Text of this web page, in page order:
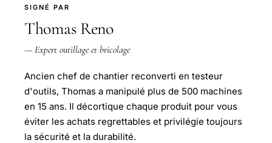
SIGNÉ PAR
Thomas Reno
— Expert outillage et bricolage
Ancien chef de chantier reconverti en testeur
d'outils, Thomas a manipulé plus de 500 machines
en 15 ans. Il décortique chaque produit pour vous
éviter les achats regrettables et privilégie toujours
la sécurité et la durabilité.